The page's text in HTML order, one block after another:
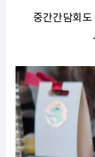
중간간담회도